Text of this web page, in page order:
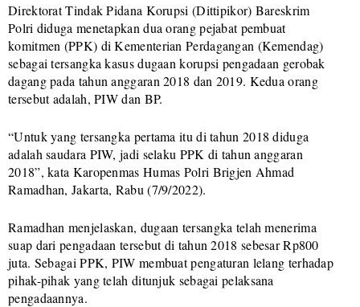
Direktorat Tindak Pidana Korupsi (Dittipikor) Bareskrim
Polri diduga menetapkan dua orang pejabat pembuat
komitmen (PPK) di Kementerian Perdagangan (Kemendag)
sebagai tersangka kasus dugaan korupsi pengadaan gerobak
dagang pada tahun anggaran 2018 dan 2019. Kedua orang
tersebut adalah, PIW dan BP.
“Untuk yang tersangka pertama itu di tahun 2018 diduga
adalah saudara PIW, jadi selaku PPK di tahun anggaran
2018”, kata Karopenmas Humas Polri Brigjen Ahmad
Ramadhan, Jakarta, Rabu (7/9/2022).
Ramadhan menjelaskan, dugaan tersangka telah menerima
suap dari pengadaan tersebut di tahun 2018 sebesar Rp800
juta. Sebagai PPK, PIW membuat pengaturan lelang terhadap
pihak-pihak yang telah ditunjuk sebagai pelaksana
pengadaannya.